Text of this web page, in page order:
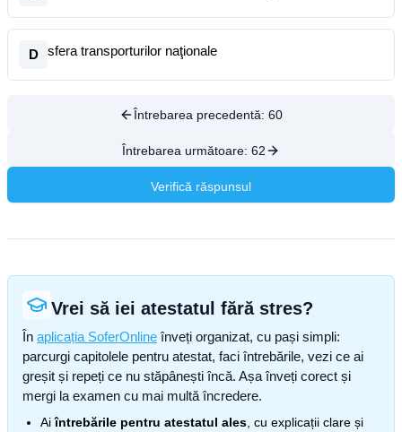
D sfera transporturilor naţionale
Întrebarea precedentă: 60
Întrebarea următoare: 62
Verifică răspunsul
Vrei să iei atestatul fără stres?
În aplicația SoferOnline înveți organizat, cu pași simpli:
parcurgi capitolele pentru atestat, faci întrebările, vezi ce ai
greșit și repeți ce nu stăpânești încă. Așa înveți corect și
mergi la examen cu mai multă încredere.
Aiîntrebările pentru atestatul ales , cu explicații clare și